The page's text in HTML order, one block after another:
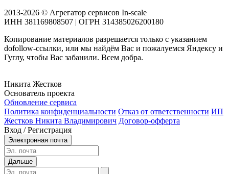
2013-2026 © Агрегатор сервисов In-scale
ИНН 381169808507 | ОГРН 314385026200180
Копирование материалов разрешается только с указанием
dofollow-ссылки, или мы найдём Вас и пожалуемся Яндексу и
Гуглу, чтобы Вас забанили. Всем добра.
Никита Жестков
Основатель проекта
Обновление сервиса
Политика конфиденциальности Отказ от ответственности ИП
Жестков Никита Владимирович Договор-офферта
Вход / Регистрация
Электронная почта
Дальше